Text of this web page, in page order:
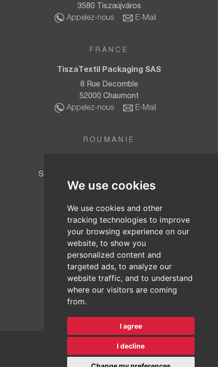
We use cookies
We use cookies and other
tracking technologies to improve
your browsing experience on our
website, to show you
personalized content and
targeted ads, to analyze our
website traffic, and to understand
where our visitors are coming
from.
I agree
I decline
3580 Tiszaújváros
Appelez-nous
E-Mail
FRANCE
TiszaTextil Packaging SAS
8 Rue Decomble
52000 Chaumont
Appelez-nous
E-Mail
ROUMANIE
Strada Fabricii Nr. 6, Baia Mare 430015,
Maramureș, Roumanie
AUSTRIA
Siège de TiszaTextil
Wienerbergstrasse 11/B16
1100 Vienne
Appelez-nous
E-Mail
Mentions légales